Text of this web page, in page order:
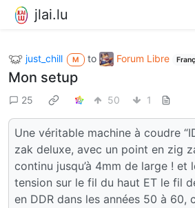
jlai.lu
just_chill M to Forum Libre
Mon setup
25 50 1
Une véritable machine à coudre
zak deluxe, avec un point en zig
continu jusqu’à 4mm de large ! et
tension sur le fil du haut ET le fil
en DDR dans les années 50 à 60,